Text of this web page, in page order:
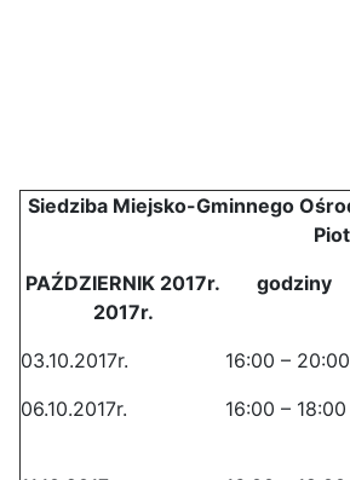
Siedziba Miejsko-Gminnego
PAŹDZIERNIK 2017r.
2017r.
godziny
03.10.2017r. 16:00 – 20:00
06.10.2017r.
16:00 – 18:00